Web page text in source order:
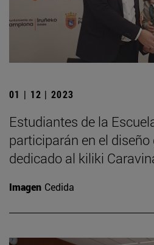
01 | 12 | 2023
Estudiantes de la
participarán en el diseño
dedicado al kiliki
Imagen Cedida